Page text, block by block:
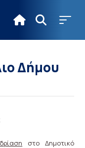
Δήμου
στο Δημοτικό